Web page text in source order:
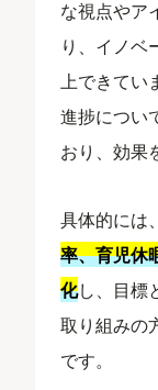
な視点やア
り、イノベ
上できてい
進捗につい
おり、効果
具体的には
率、育児休
化し、目標
取り組みの
です。